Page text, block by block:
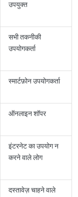
उपयुक्त
सभी तकनीकी
उपयोगकर्ता
स्मार्टफ़ोन उपयोगकर्ता
ऑनलाइन शॉपर
इंटरनेट का उपयोग न
करने वाले लोग
दस्तावेज़ चाहने वाले